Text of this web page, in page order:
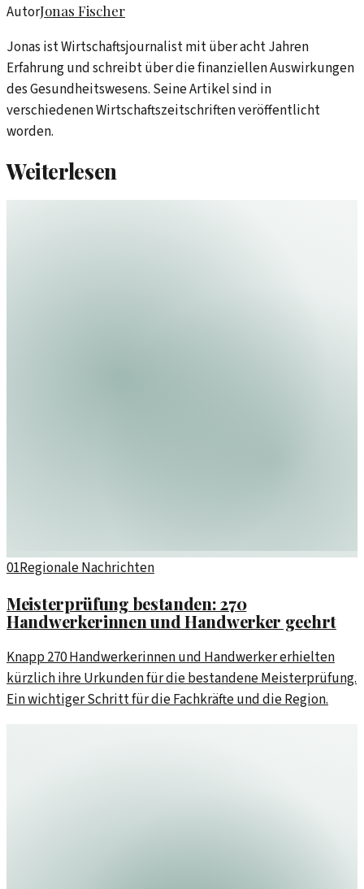
AutorJonas Fischer
Jonas ist Wirtschaftsjournalist mit über acht Jahren
Erfahrung und schreibt über die finanziellen Auswirkungen
des Gesundheitswesens. Seine Artikel sind in
verschiedenen Wirtschaftszeitschriften veröffentlicht
worden.
Weiterlesen
01Regionale Nachrichten
Meisterprüfung bestanden: 270
Handwerkerinnen und Handwerker geehrt
Knapp 270 Handwerkerinnen und Handwerker erhielten
kürzlich ihre Urkunden für die bestandene Meisterprüfung.
Ein wichtiger Schritt für die Fachkräfte und die Region.